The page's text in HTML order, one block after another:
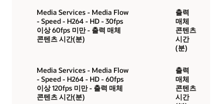
Media Services - Media Flow
- Speed - H264 - HD - 30fps
이상 60fps 미만 - 출력 매체
콘텐츠 시간(분)
출력
매체
콘텐츠
시간
(분)
Media Services - Media Flow
- Speed - H264 - HD - 60fps
이상 120fps 미만 - 출력 매체
콘텐츠 시간(분)
출력
매체
콘텐츠
시간